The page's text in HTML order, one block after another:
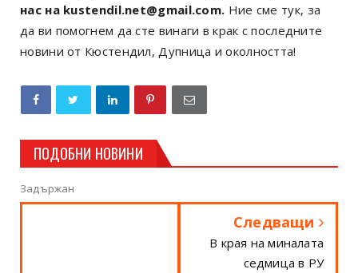
нас на kustendil.net@gmail.com. Ние сме тук, за
да ви помогнем да сте винаги в крак с последните
новини от Кюстендил, Дупница и околността!
ПОДОБНИ НОВИНИ
Задържан
Следващи
В края на миналата
седмица в РУ